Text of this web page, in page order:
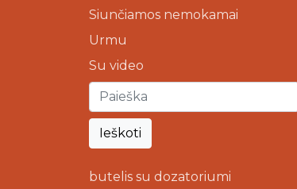
Siunčiamos nemokamai
Urmu
Su video
Ieškoti
butelis su dozatoriumi